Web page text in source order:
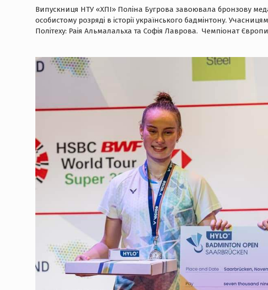
Випускниця НТУ «ХПІ» Поліна Бугрова завоювала бронзову
особистому розряді в історії українського бадмінтону.
Політеху: Раія Альмалальха та Софія Лаврова. Чемпіонат Європи